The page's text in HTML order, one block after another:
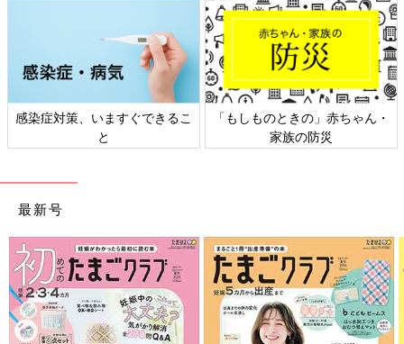
感染症対策、いますぐできるこ
と
「もしものときの」赤ちゃん・
家族の防災
最新号